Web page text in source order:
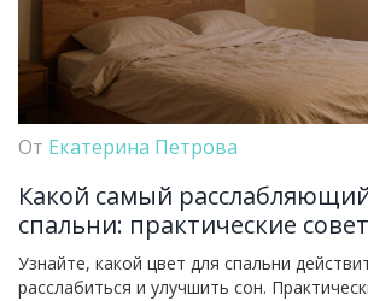
От Екатерина Петрова
Какой самый
спальни: практические
Узнайте, какой цвет для спальни
расслабиться и улучшить сон.